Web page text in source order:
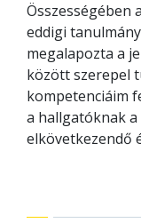
Összességében
eddigi
megalapozta a
között szerepel
kompetenciáim
a hallgatóknak a
elkövetkezendő